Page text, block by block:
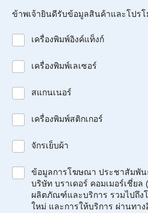
ข้าพเจ้ายินดีรับข้อมูลสินค้าและโปร
เครื่องพิมพ์อิงค์แท็งก์
เครื่องพิมพ์เลเซอร์
สแกนเนอร์
เครื่องพิมพ์สติกเกอร์
จักรเย็บผ้า
ข้อมูลการโฆษณา ประชาสัมพัน
บริษัท บราเดอร์ คอมเมอร์เชี่ยล
ผลิตภัณฑ์และบริการ รวมไปถึ
ใหม่ และการให้บริการ ผ่านทาง